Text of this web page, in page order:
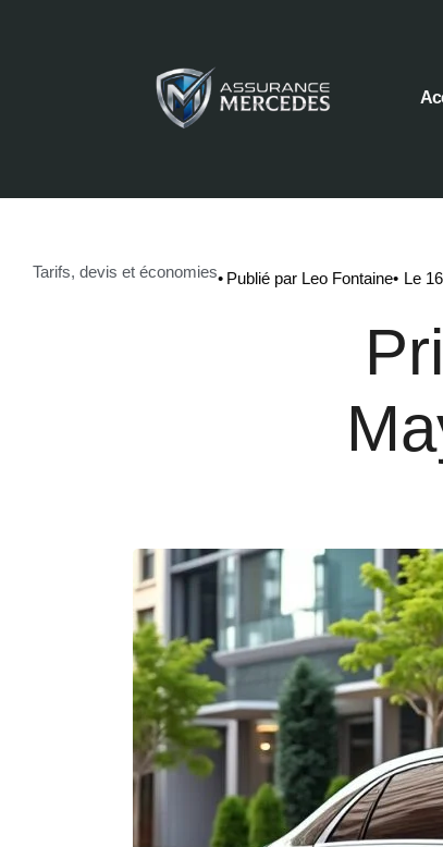
Tarifs, devis et économies• Publié par Leo Fontaine• Le